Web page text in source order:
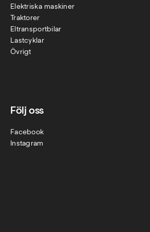
Elektriska maskiner
Traktorer
Eltransportbilar
Lastcyklar
Övrigt
Följ oss
Facebook
Instagram